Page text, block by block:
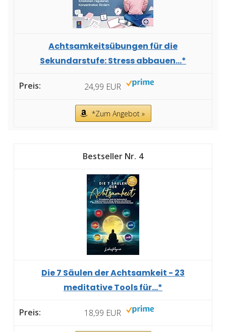
Achtsamkeitsübungen für die
Sekundarstufe: Stress abbauen...*
24,99 EUR
*Zum Angebot »
4
Die 7 Säulen der Achtsamkeit - 23
meditative Tools für...*
18,99 EUR